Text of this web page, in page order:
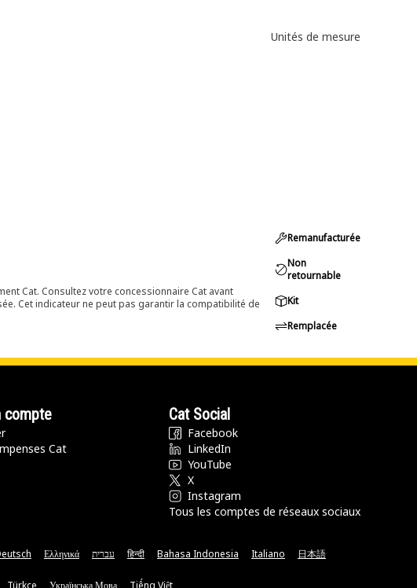
Unités de mesure
Cat. Consultez votre concessionnaire Cat avant
Cet indicateur ne peut pas garantir la compatibilité de
Remanufacturée
Non
retournable
Kit
Remplacée
compte
Cat
Cat Social
Facebook
LinkedIn
YouTube
X
Instagram
Tous les comptes de réseaux sociaux
Ελληνικά עברית हिन्दी Bahasa Indonesia Italiano 日本語
Türkçe Українська Мова Tiếng Việt